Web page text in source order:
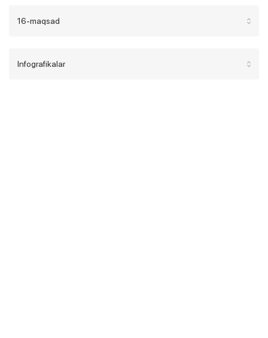
16-maqsad
Infografikalar